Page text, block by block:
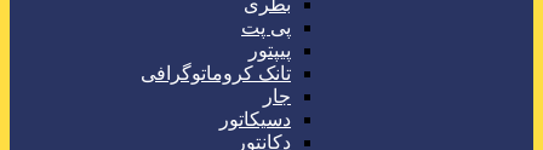
بطری
پی پت
پیپتور
تانک کروماتوگرافی
جار
دسیکاتور
دکانتور